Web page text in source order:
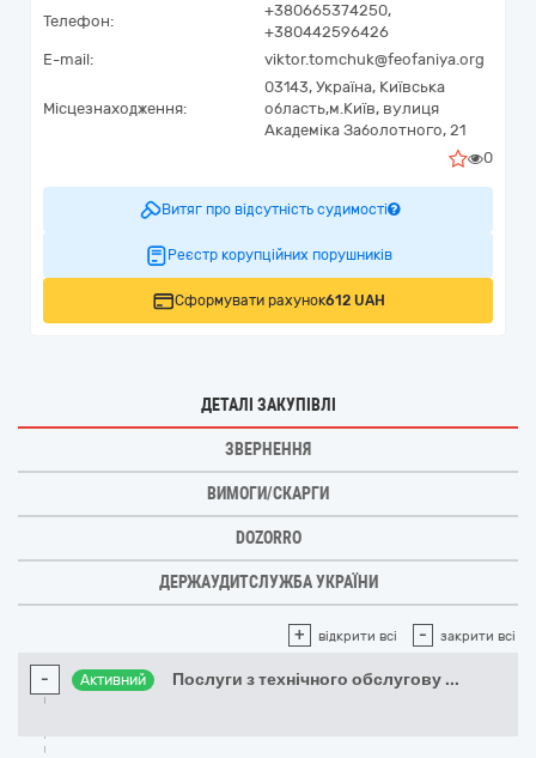
Телефон:
+380665374250,
+380442596426
E-mail:
viktor.tomchuk@feofaniya.org
Місцезнаходження:
03143, Україна, Київська
область,м.Київ, вулиця
Академіка Заболотного, 21
0
Витяг про відсутність судимості
Реєстр корупційних порушників
Сформувати рахунок612 UAH
ДЕТАЛІ ЗАКУПІВЛІ
ЗВЕРНЕННЯ
ВИМОГИ/СКАРГИ
DOZORRO
ДЕРЖАУДИТСЛУЖБА УКРАЇНИ
+ відкрити всі - закрити всі
- Активний Послуги з технічного обслугову ...